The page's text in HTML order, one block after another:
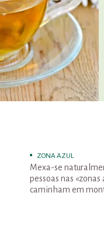
ZONA AZUL
Mexa-se
pessoas nas «zonas
caminham em